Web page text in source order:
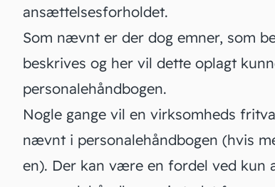
ansættelsesforholdet.
Som nævnt er der dog emner, som
beskrives og her vil dette oplagt
personalehåndbogen.
Nogle gange vil en virksomheds
nævnt i personalehåndbogen (hvis
en). Der kan være en fordel ved kun